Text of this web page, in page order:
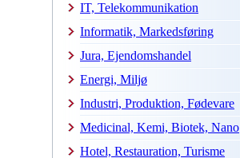
IT, Telekommunikation
Informatik, Markedsføring
Jura, Ejendomshandel
Energi, Miljø
Industri, Produktion, Fødevare
Medicinal, Kemi, Biotek, Nano
Hotel, Restauration, Turisme